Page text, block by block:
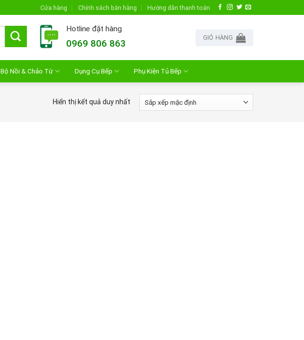
Cửa hàng Chính sách bán hàng Hướng dẫn thanh toán
Hotline đặt hàng
0969 806 863
GIỎ HÀNG
Bộ Nồi & Chảo Từ Dụng Cụ Bếp Phụ Kiện Tủ Bếp
Hiển thị kết quả duy nhất